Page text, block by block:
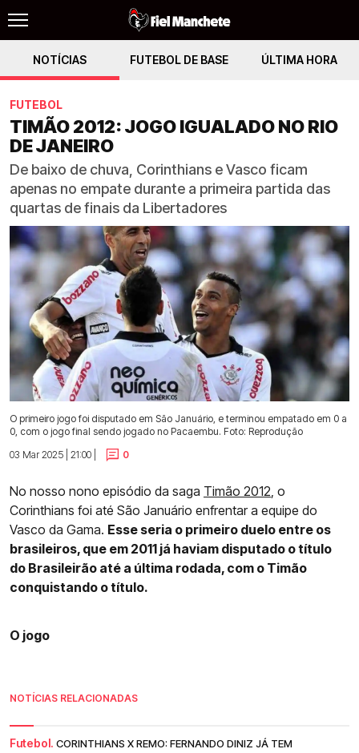
NOTÍCIAS FUTEBOL DE BASE ÚLTIMA HORA
FUTEBOL
TIMÃO 2012: JOGO IGUALADO NO RIO
DE JANEIRO
De baixo de chuva, Corinthians e Vasco ficam
apenas no empate durante a primeira partida das
quartas de finais da Libertadores
O primeiro jogo foi disputado em São Januário, e terminou empatado em 0 a
0, com o jogo final sendo jogado no Pacaembu. Foto: Reprodução
03 Mar 2025 | 21:00 |
0
No nosso nono episódio da saga Timão 2012, o
Corinthians foi até São Januário enfrentar a equipe do
Vasco da Gama. Esse seria o primeiro duelo entre os
brasileiros, que em 2011 já haviam disputado o título
do Brasileirão até a última rodada, com o Timão
conquistando o título.
O jogo
NOTÍCIAS RELACIONADAS
Futebol. CORINTHIANS X REMO: FERNANDO DINIZ JÁ TEM